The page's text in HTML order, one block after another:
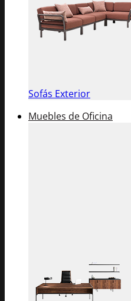
Sofás Exterior
Muebles de Oficina